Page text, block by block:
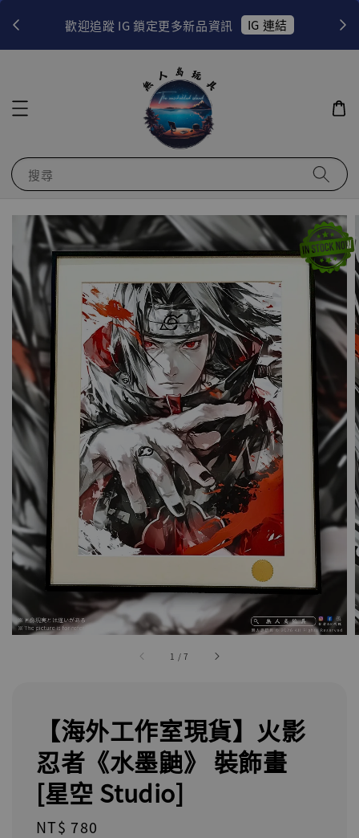
歡迎追蹤 IG 鎖定更多新品資訊 IG 連結
搜尋
1 /7
【海外工作室現貨】火影
忍者《水墨鼬》 裝飾畫
[星空 Studio]
Regular
NT$ 780